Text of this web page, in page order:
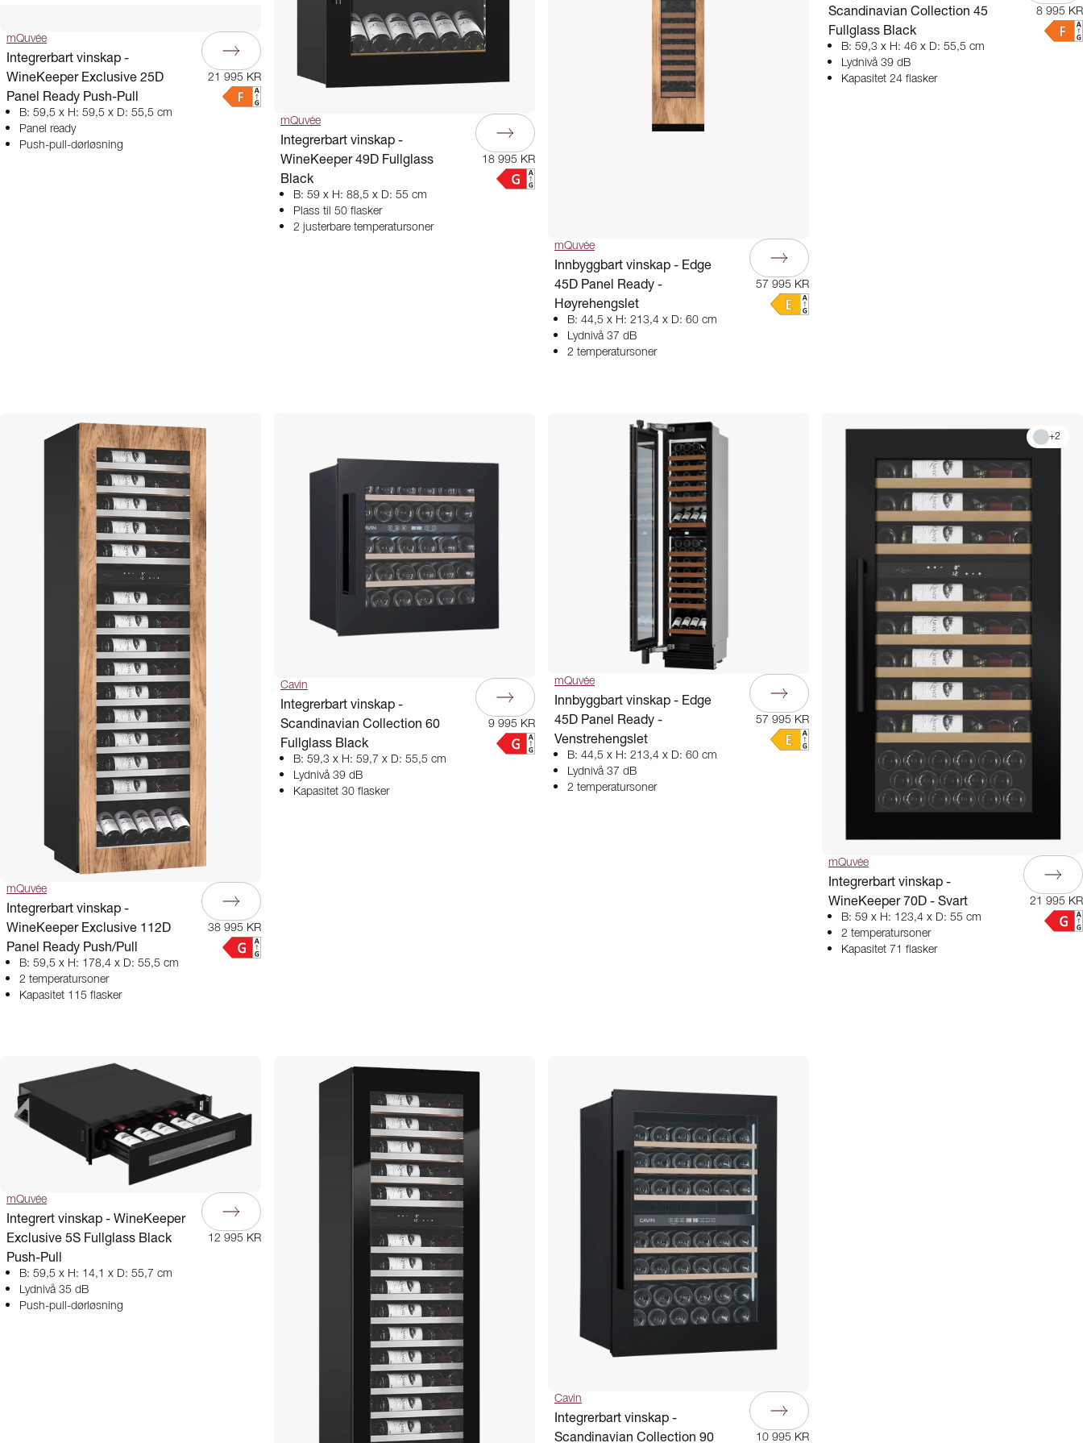
mQuvée
Integrerbart vinskap -
WineKeeper Exclusive 25D
Panel Ready Push-Pull
B: 59,5 x H: 59,5 x D: 55,5 cm
Panel ready
Push-pull-dørløsning
21 995 KR
mQuvée
Integrerbart vinskap -
WineKeeper 49D Fullglass
Black
B: 59 x H: 88,5 x D: 55 cm
Plass til 50 flasker
2 justerbare temperatursoner
18 995 KR
mQuvée
Innbyggbart vinskap - Edge
45D Panel Ready -
Høyrehengslet
B: 44,5 x H: 213,4 x D: 60 cm
Lydnivå 37 dB
2 temperatursoner
57 995 KR
Scandinavian Collection 45
Fullglass Black
B: 59,3 x H: 46 x D: 55,5 cm
Lydnivå 39 dB
Kapasitet 24 flasker
8 995 KR
mQuvée
Integrerbart vinskap -
WineKeeper Exclusive 112D
Panel Ready Push/Pull
B: 59,5 x H: 178,4 x D: 55,5 cm
2 temperatursoner
Kapasitet 115 flasker
38 995 KR
Cavin
Integrerbart vinskap -
Scandinavian Collection 60
Fullglass Black
B: 59,3 x H: 59,7 x D: 55,5 cm
Lydnivå 39 dB
Kapasitet 30 flasker
9 995 KR
mQuvée
Innbyggbart vinskap - Edge
45D Panel Ready -
Venstrehengslet
B: 44,5 x H: 213,4 x D: 60 cm
Lydnivå 37 dB
2 temperatursoner
57 995 KR
+2
mQuvée
Integrerbart vinskap -
WineKeeper 70D - Svart
B: 59 x H: 123,4 x D: 55 cm
2 temperatursoner
Kapasitet 71 flasker
21 995 KR
mQuvée
Integrert vinskap - WineKeeper
Exclusive 5S Fullglass Black
Push-Pull
B: 59,5 x H: 14,1 x D: 55,7 cm
Lydnivå 35 dB
Push-pull-dørløsning
12 995 KR
Cavin
Integrerbart vinskap -
Scandinavian Collection 90
10 995 KR